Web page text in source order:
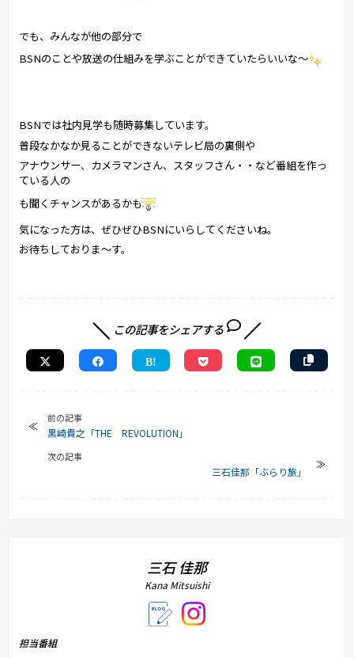
でも、みんなが他の部分で
BSNのことや放送の仕組みを学ぶことができていたらいいな～
BSNでは社内見学も随時募集しています。
普段なかなか見ることができないテレビ局の裏側や
アナウンサー、カメラマンさん、スタッフさん・・など番組を作っ
ている人の
も聞くチャンスがあるかも
気になった方は、ぜひぜひBSNにいらしてくださいね。
お待ちしておりま～す。
この記事をシェアする
前の記事
黒崎貴之「THE REVOLUTION」
次の記事
三石佳那「ぶらり旅」
三石 佳那
Kana Mitsuishi
担当番組